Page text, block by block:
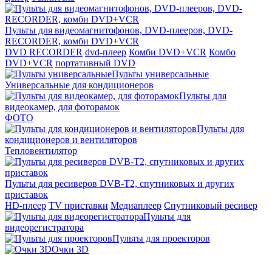
Пульты для видеомагнитофонов, DVD-плееров, DVD-
RECORDER, комби DVD+VCR
DVD RECORDER dvd-плеер Комби DVD+VCR Комбо
DVD+VCR портативный DVD
Пульты универсальные
Универсальные для кондиционеров
Пульты для
видеокамер, для фоторамок
ФОТО
Пульты для
кондиционеров и вентиляторов
Тепловентилятор
Пульты для ресиверов DVB-T2, спутниковых и других
приставок
HD-плеер TV приставки Медиаплеер Спутниковый ресивер
Пульты для
видеорегистратора
Пульты для проекторов
Очки 3D